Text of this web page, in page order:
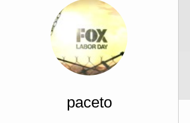
paceto